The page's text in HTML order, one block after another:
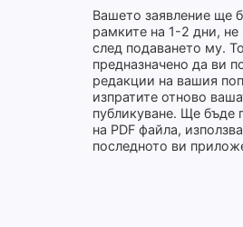
Вашето заявление ще
рамките на 1-2 дни,
след подаването му.
предназначено да ви
редакции на вашия
изпратите отново
публикуване. Ще бъде
на PDF файла,
последното ви